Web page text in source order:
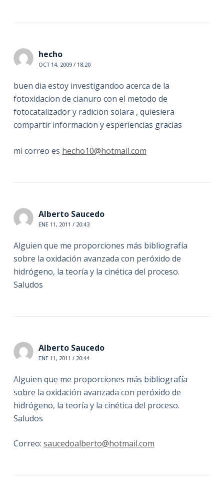
hecho
OCT 14, 2009 / 18:20
buen dia estoy investigandoo acerca de la
fotoxidacion de cianuro con el metodo de
fotocatalizador y radicion solara , quiesiera
compartir informacion y esperiencias gracias
mi correo es hecho10@hotmail.com
Alberto Saucedo
ENE 11, 2011 / 20:43
Alguien que me proporciones más bibliografía
sobre la oxidación avanzada con peróxido de
hidrógeno, la teoría y la cinética del proceso.
Saludos
Alberto Saucedo
ENE 11, 2011 / 20:44
Alguien que me proporciones más bibliografía
sobre la oxidación avanzada con peróxido de
hidrógeno, la teoría y la cinética del proceso.
Saludos
Correo: saucedoalberto@hotmail.com